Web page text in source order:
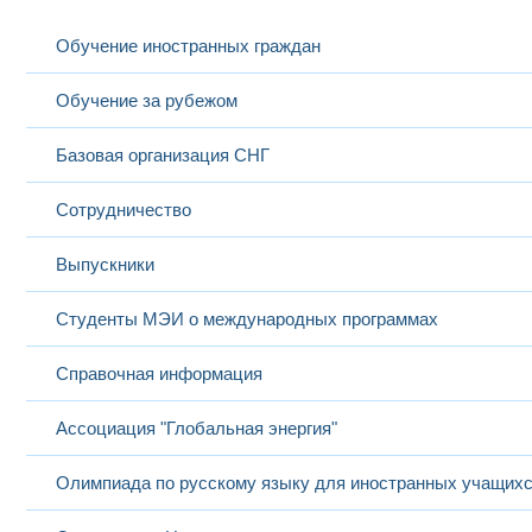
Обучение иностранных граждан
Обучение за рубежом
Базовая организация СНГ
Сотрудничество
Выпускники
Студенты МЭИ о международных программах
Справочная информация
Ассоциация "Глобальная энергия"
Олимпиада по русскому языку для иностранных